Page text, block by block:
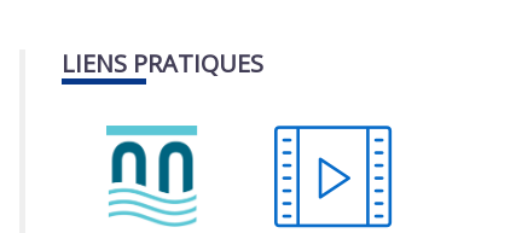
LIENS PRATIQUES